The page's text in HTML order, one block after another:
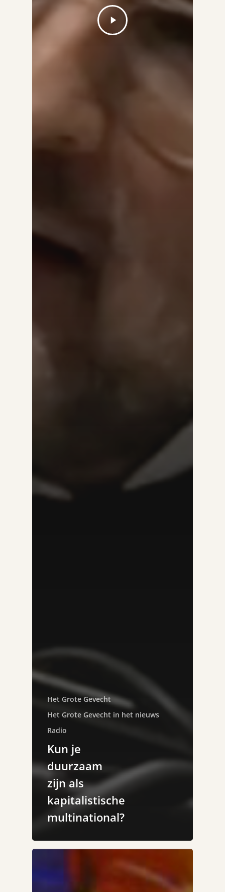
Het Grote Gevecht
Het Grote Gevecht in het nieuws
Radio
Kun je
duurzaam
zijn als
kapitalistische
multinational?